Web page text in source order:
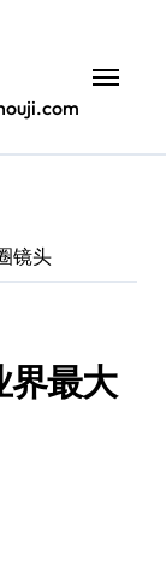
镜头
界最大